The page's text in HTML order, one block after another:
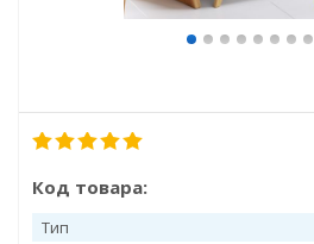
Код товара:
Тип